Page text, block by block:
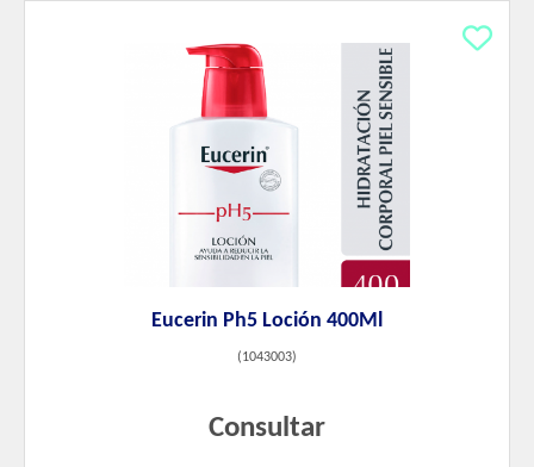
Eucerin Ph5 Loción 400Ml
(1043003)
Consultar